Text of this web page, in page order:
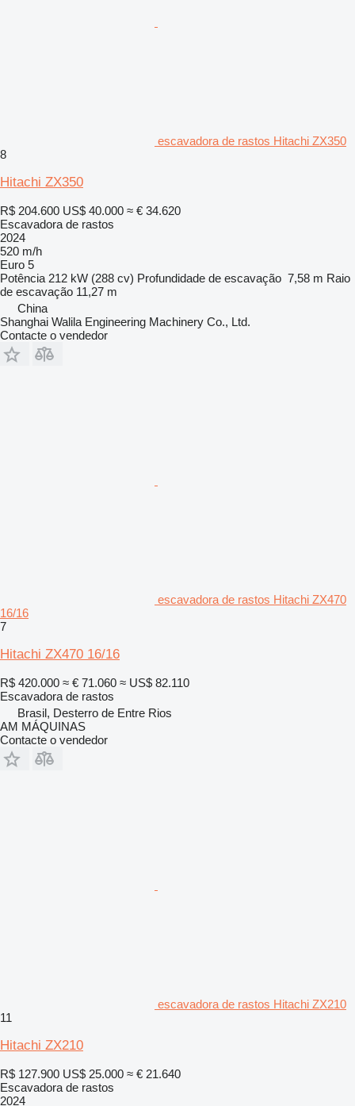
escavadora de rastos Hitachi ZX350
8
Hitachi ZX350
R$ 204.600 US$ 40.000 ≈ € 34.620
Escavadora de rastos
2024
520 m/h
Euro 5
Potência 212 kW (288 cv) Profundidade de escavação 7,58 m Raio
de escavação 11,27 m
China
Shanghai Walila Engineering Machinery Co., Ltd.
Contacte o vendedor
escavadora de rastos Hitachi ZX470
16/16
7
Hitachi ZX470 16/16
R$ 420.000 ≈ € 71.060 ≈ US$ 82.110
Escavadora de rastos
Brasil, Desterro de Entre Rios
AM MÁQUINAS
Contacte o vendedor
escavadora de rastos Hitachi ZX210
11
Hitachi ZX210
R$ 127.900 US$ 25.000 ≈ € 21.640
Escavadora de rastos
2024